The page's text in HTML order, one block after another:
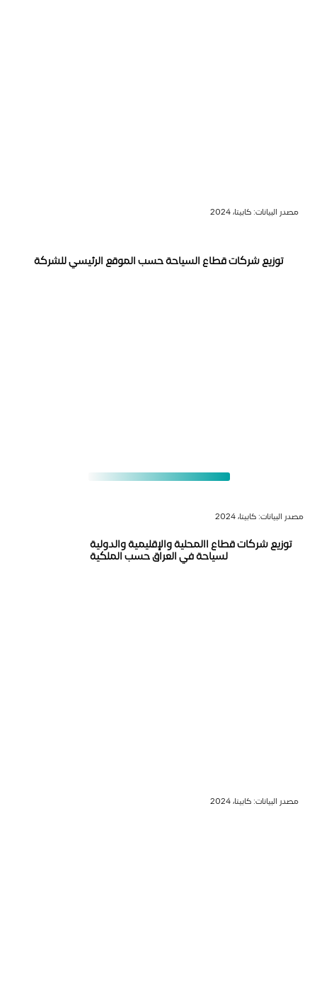
مصدر البيانات: كابيتا، 2024
توزيع شركات قطاع السياحة حسب الموقع الرئيسي للشركة
مصدر البيانات: كابيتا، 2024
توزيع شركات قطاع السياحة في العراق حسب الملكية
المحلية والإقليمية والدولية
مصدر البيانات: كابيتا، 2024